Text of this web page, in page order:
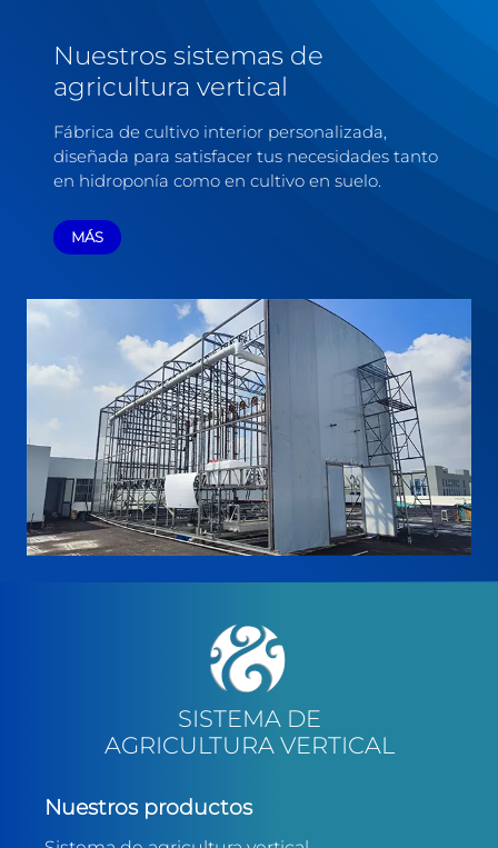
Nuestros sistemas de
agricultura vertical
Fábrica de cultivo interior personalizada,
diseñada para satisfacer tus necesidades tanto
en hidroponía como en cultivo en suelo.
MÁS
SISTEMA DE
AGRICULTURA VERTICAL
Nuestros productos